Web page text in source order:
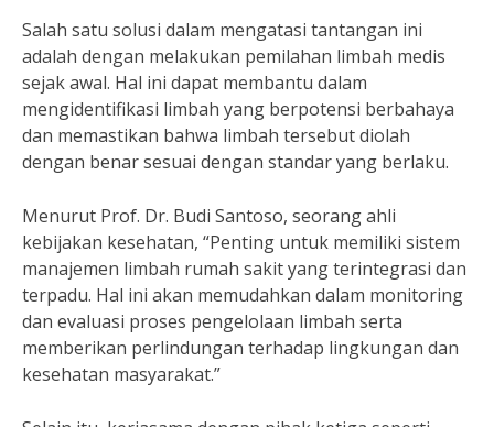
Salah satu solusi dalam mengatasi tantangan ini
adalah dengan melakukan pemilahan limbah medis
sejak awal. Hal ini dapat membantu dalam
mengidentifikasi limbah yang berpotensi berbahaya
dan memastikan bahwa limbah tersebut diolah
dengan benar sesuai dengan standar yang berlaku.
Menurut Prof. Dr. Budi Santoso, seorang ahli
kebijakan kesehatan, “Penting untuk memiliki sistem
manajemen limbah rumah sakit yang terintegrasi dan
terpadu. Hal ini akan memudahkan dalam monitoring
dan evaluasi proses pengelolaan limbah serta
memberikan perlindungan terhadap lingkungan dan
kesehatan masyarakat.”